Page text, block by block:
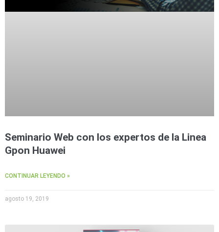
Seminario Web con los expertos de la Linea
Gpon Huawei
CONTINUAR LEYENDO »
agosto 19, 2019